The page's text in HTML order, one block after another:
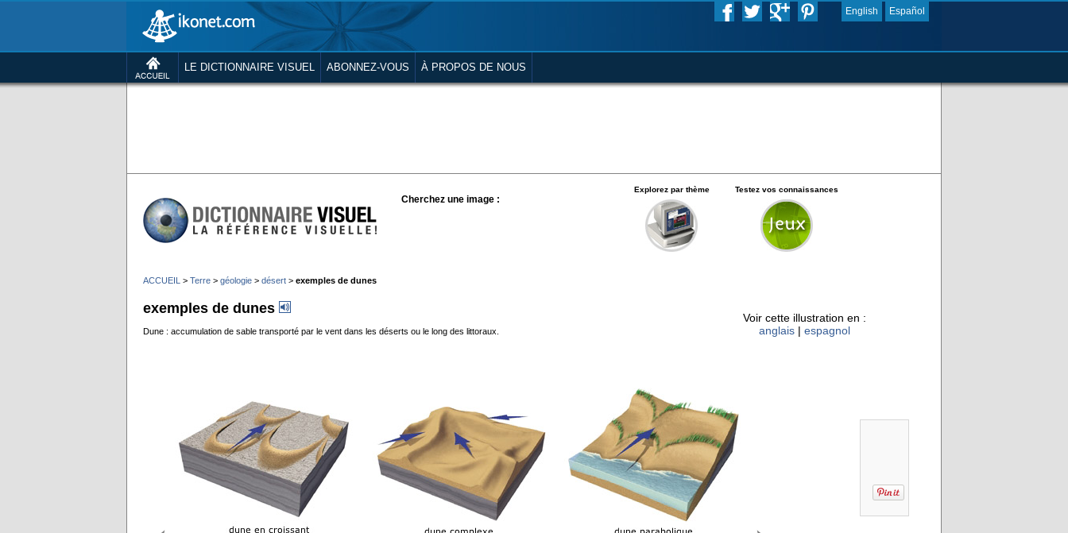
English Español
LE DICTIONNAIRE VISUEL ABONNEZ-VOUS À PROPOS DE NOUS
Cherchez une image :
Explorez par thème Testez vos connaissances
ACCUEIL > Terre > géologie > désert > exemples de dunes
exemples de dunes
Dune : accumulation de sable transporté par le vent dans les déserts ou le long des littoraux.
Voir cette illustration en :
anglais | espagnol